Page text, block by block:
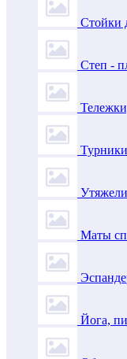
Стойки
Степ -
Турники
Маты
Йога,